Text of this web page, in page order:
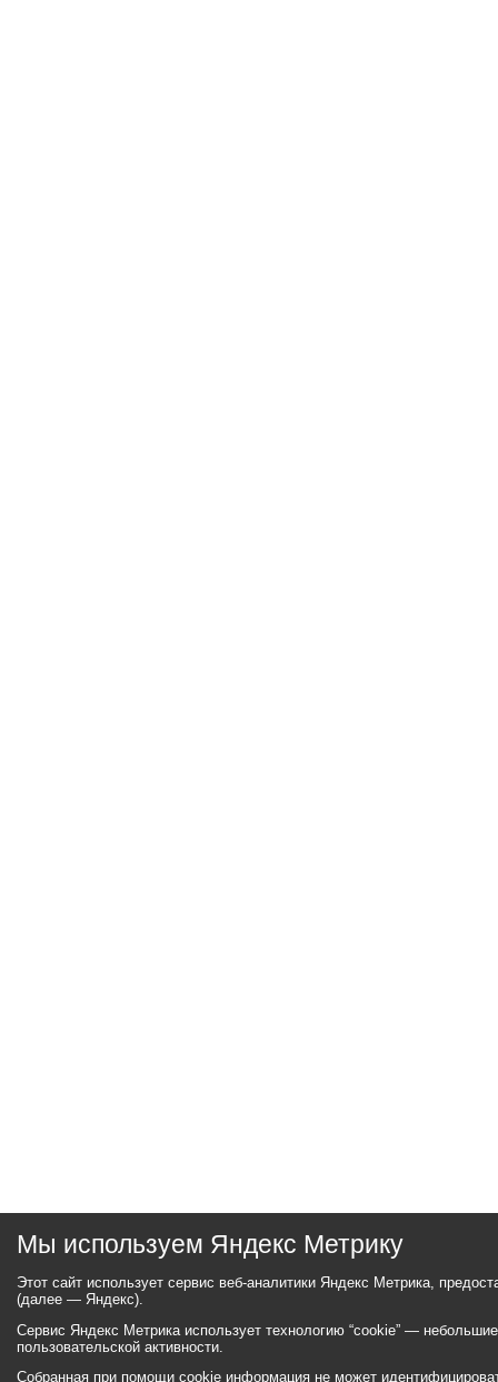
Мы используем Яндекс Метрику
Этот сайт использует сервис веб-аналитики Яндекс Метрика,
(далее — Яндекс).
Сервис Яндекс Метрика использует технологию “cookie” —
пользовательской активности.
Собранная при помощи cookie информация не может